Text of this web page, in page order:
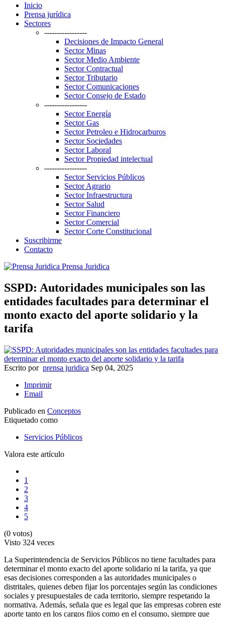
Inicio
Prensa jurídica
Sectores
-----------------
Decisiones de Impacto General
Sector Minas
Sector Medio Ambiente
Sector Contractual
Sector Tributario
Sector Comunicaciones
Sector Consejo de Estado
-----------------
Sector Energía
Sector Gas
Sector Petroleo e Hidrocarburos
Sector Sociedades
Sector Laboral
Sector Propiedad intelectual
-----------------
Sector Servicios Públicos
Sector Agrario
Sector Infraestructura
Sector Salud
Sector Financiero
Sector Comercial
Sector Corte Constitucional
Suscribirme
Contacto
Prensa Juridica
SSPD: Autoridades municipales son las
entidades facultades para determinar el
monto exacto del aporte solidario y la
tarifa
Escrito por prensa juridica Sep 04, 2025
Imprimir
Email
Publicado en Conceptos
Etiquetado como
Servicios Públicos
Valora este artículo
1
2
3
4
5
(0 votos)
Visto 324 veces
La Superintendencia de Servicios Públicos no tiene facultades para
determinar el monto exacto del aporte solidario ni la tarifa, ya que
esas decisiones corresponden a las autoridades municipales o
distritales, quienes deben fijar los porcentajes según las condiciones
sociales y presupuestales de cada territorio, siempre respetando la
normativa. Además, señala que es legal que las empresas cobren este
aporte tanto en los cargos fijos como en el consumo, siempre que